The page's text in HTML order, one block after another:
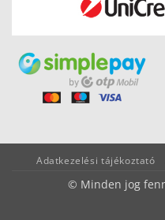
Adatkezelési tájékoztató
© Minden jog